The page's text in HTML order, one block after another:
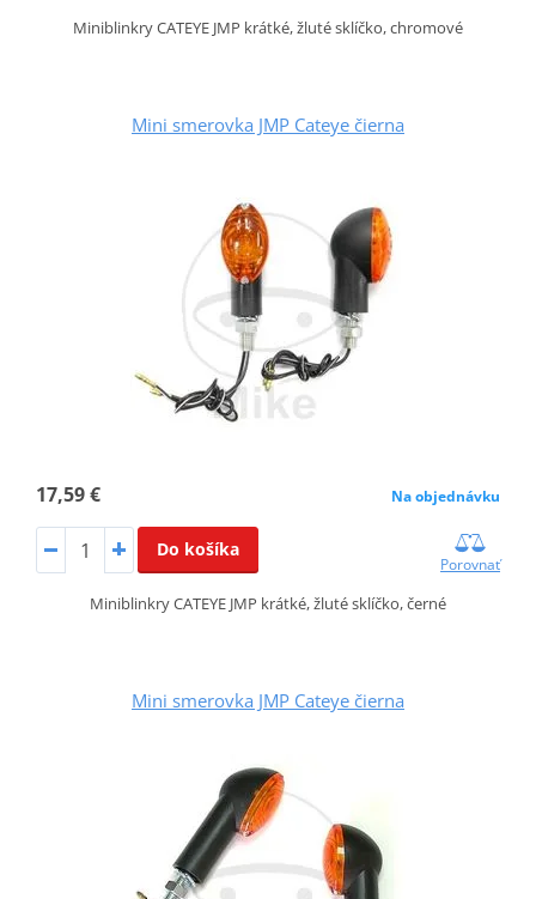
Miniblinkry CATEYE JMP krátké, žluté sklíčko, chromové
Mini smerovka JMP Cateye čierna
17,59 € Na objednávku
Do košíka
Porovnať
Miniblinkry CATEYE JMP krátké, žluté sklíčko, černé
Mini smerovka JMP Cateye čierna